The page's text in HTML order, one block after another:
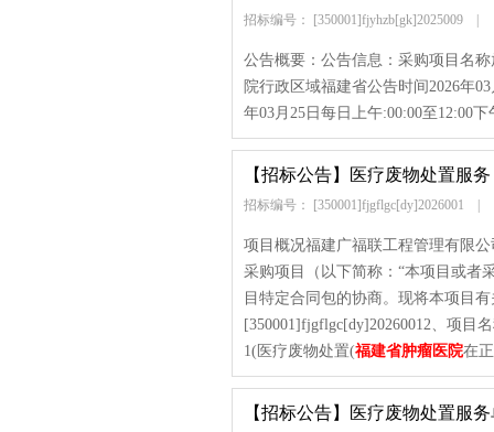
招标编号： [350001]fjyhzb[gk]2025009
公告概要：公告信息：采购项目名
院行政区域福建省公告时间2026年
年03月25日每日上午:00:00至12:00下
【招标公告】 医疗废物处置服务
招标编号： [350001]fjgflgc[dy]2026001
项目概况福建广福联工程管理有限
采购项目（以下简称：“本项目或者
目特定合同包的协商。现将本项目
[350001]fjgflgc[dy]20260012、项目
1(医疗废物处置(福建省肿瘤医院在
【招标公告】 医疗废物处置服